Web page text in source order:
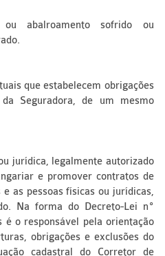
ou abalroamento sofrido ou
que estabelecem obrigações
Seguradora, de um mesmo
jurídica, legalmente autorizado
e promover contratos de
as pessoas físicas ou jurídicas,
Na forma do Decreto-Lei nº
é o responsável pela orientação
obrigações e exclusões do
cadastral do Corretor de